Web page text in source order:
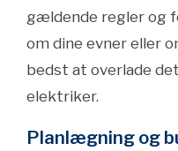
gældende regler og
om dine evner eller
bedst at overlade
elektriker.
Planlægning og